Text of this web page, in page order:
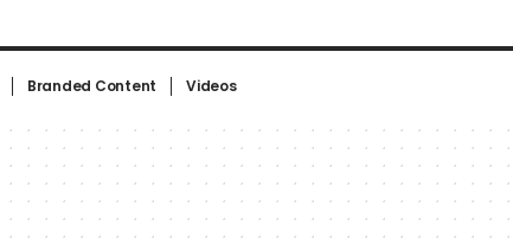
Branded Content Videos